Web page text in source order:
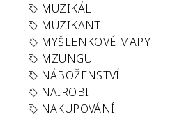
MUZIKÁL
MUZIKANT
MYŠLENKOVÉ MAPY
MZUNGU
NÁBOŽENSTVÍ
NAIROBI
NAKUPOVÁNÍ